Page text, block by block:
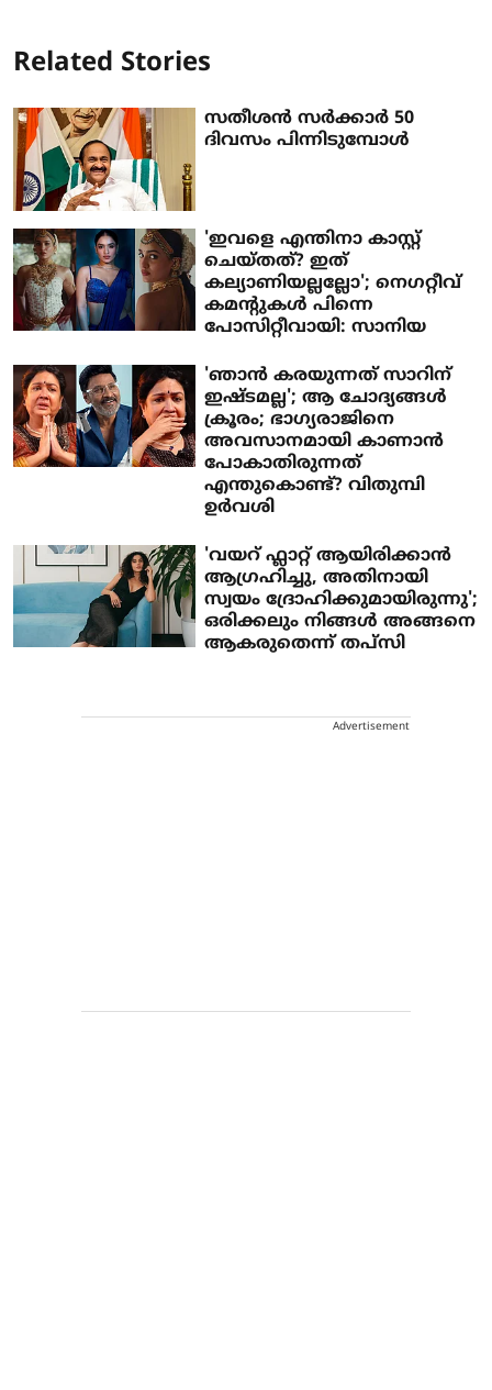
Related Stories
സതീശന്‍ സര്‍ക്കാര്‍ 50
ദിവസം പിന്നിടുമ്പോള്‍
'ഇവളെ എന്തിനാ കാസ്റ്റ്
ചെയ്തത്? ഇത്
കല്യാണിയല്ലല്ലോ'; നെഗറ്റീവ്
കമന്റുകള്‍ പിന്നെ
പോസിറ്റീവായി: സാനിയ
'ഞാന്‍ കരയുന്നത് സാറിന്
ഇഷ്ടമല്ല'; ആ ചോദ്യങ്ങള്‍
ക്രൂരം; ഭാഗ്യരാജിനെ
അവസാനമായി കാണാന്‍
പോകാതിരുന്നത്
എന്തുകൊണ്ട്? വിതുമ്പി
ഉര്‍വശി
'വയറ് ഫ്ലാറ്റ് ആയിരിക്കാൻ
ആ​ഗ്ര​ഹിച്ചു, അതിനായി
സ്വയം ദ്രോഹിക്കുമായിരുന്നു';
ഒരിക്കലും നിങ്ങൾ അങ്ങനെ
ആകരുതെന്ന് തപ്സി
Advertisement